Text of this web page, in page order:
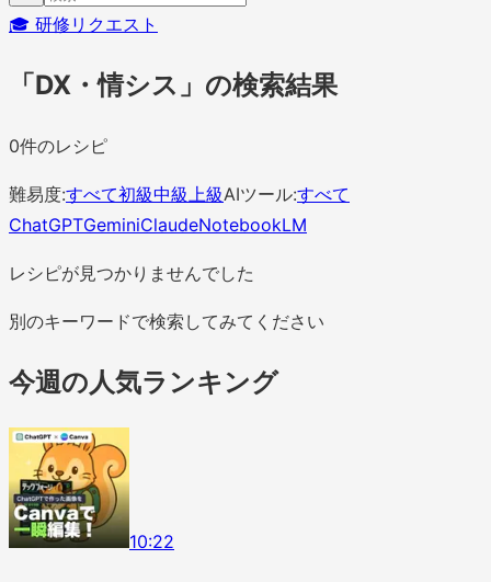
🎓 研修リクエスト
「DX・情シス」の検索結果
0件のレシピ
難易度:すべて初級中級 上級AIツール:すべて
ChatGPTGeminiClaudeNotebookLM
レシピが見つかりませんでした
別のキーワードで検索してみてください
今週の人気ランキング
10:22